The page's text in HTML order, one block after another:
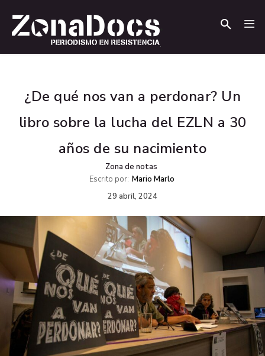
¿De qué nos van a perdonar? Un
libro sobre la lucha del EZLN a 30
años de su nacimiento
Zona de notas
Escrito por: Mario Marlo
29 abril, 2024